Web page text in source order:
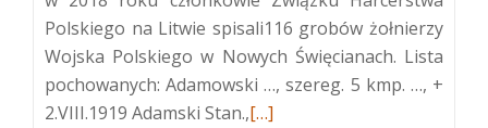
Polskiego na Litwie spisali116 grobów żołnierzy
Wojska Polskiego w Nowych Święcianach. Lista
pochowanych: Adamowski …, szereg. 5 kmp. …, +
2.VIII.1919 Adamski Stan.,Więcej
[…]